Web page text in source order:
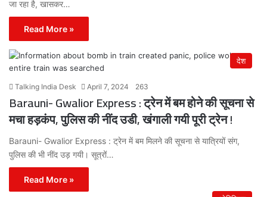
जा रहा है, खासकर…
Read More »
देश
Talking India Desk April 7, 2024 263
Barauni- Gwalior Express : ट्रेन में बम होने की सूचना से
मचा हड़कंप, पुलिस की नींद उडी, खंगाली गयी पूरी ट्रेन !
Barauni- Gwalior Express : ट्रेन में बम मिलने की सूचना से यात्रियों संग,
पुलिस की भी नींद उड़ गयी। सूत्रों…
Read More »